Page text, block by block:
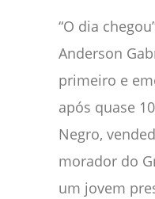
“O dia
Anderson
primeiro e
após quase
Negro,
morador do
um jovem